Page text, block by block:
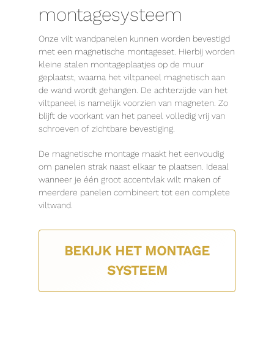
montagesysteem
Onze vilt wandpanelen kunnen worden bevestigd
met een magnetische montageset. Hierbij worden
kleine stalen montageplaatjes op de muur
geplaatst, waarna het viltpaneel magnetisch aan
de wand wordt gehangen. De achterzijde van het
viltpaneel is namelijk voorzien van magneten. Zo
blijft de voorkant van het paneel volledig vrij van
schroeven of zichtbare bevestiging.
De magnetische montage maakt het eenvoudig
om panelen strak naast elkaar te plaatsen. Ideaal
wanneer je één groot accentvlak wilt maken of
meerdere panelen combineert tot een complete
viltwand.
BEKIJK HET MONTAGE
SYSTEEM